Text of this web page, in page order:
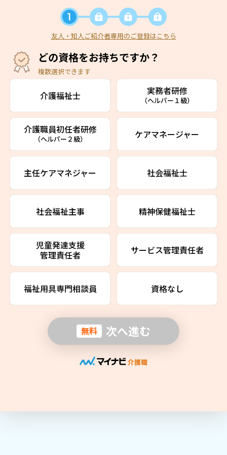
友人・知人ご紹介者専用のご登録はこちら
どの資格をお持ちですか？
複数選択できます
介護福祉士 実務者研修
（ヘルパー１級）
介護職員初任者研修
（ヘルパー２級） ケアマネージャー
主任ケアマネジャー 社会福祉士
社会福祉主事 精神保健福祉士
児童発達支援
管理責任者
サービス管理責任者
福祉用具専門相談員 資格なし
無料 次へ進む